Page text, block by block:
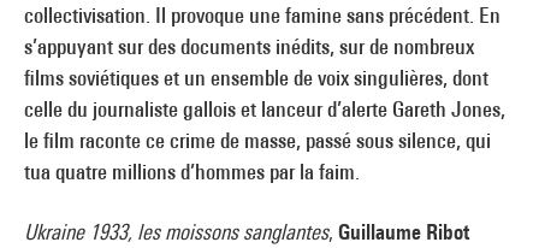
collectivisation. Il provoque une famine sans précédent. En
s’appuyant sur des documents inédits, sur de nombreux
films soviétiques et un ensemble de voix singulières, dont
celle du journaliste gallois et lanceur d’alerte Gareth Jones,
le film raconte ce crime de masse, passé sous silence, qui
tua quatre millions d’hommes par la faim.
Ukraine 1933, les moissons sanglantes, Guillaume Ribot